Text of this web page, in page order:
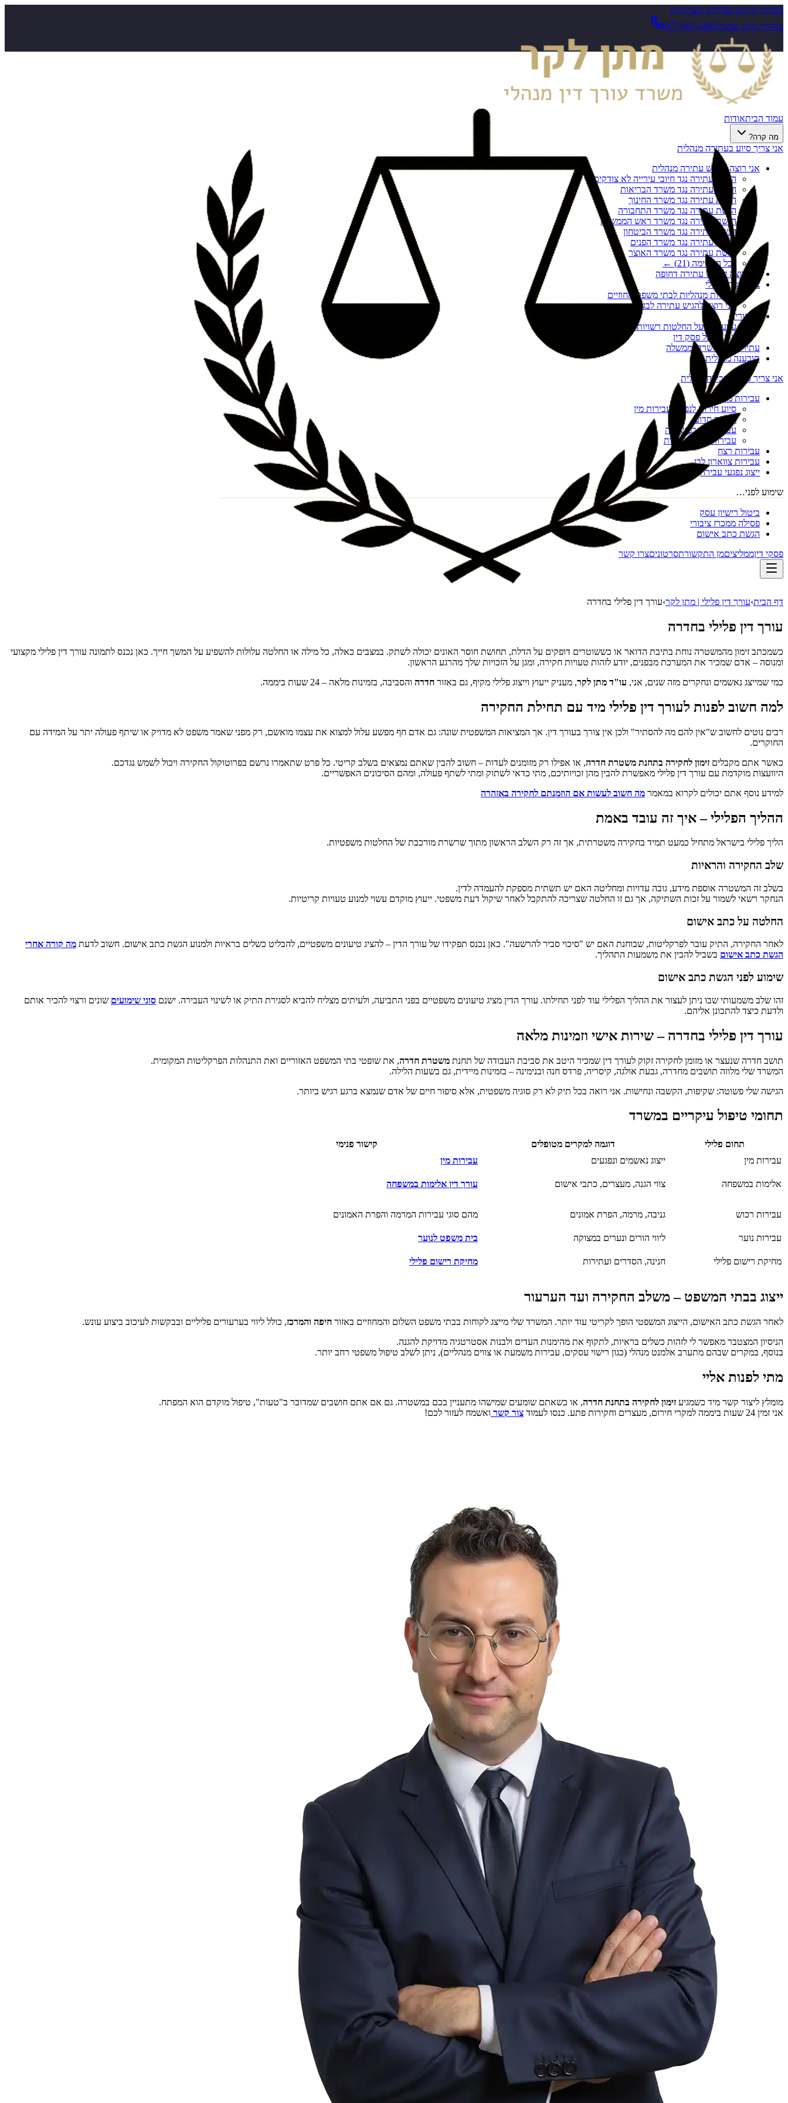
לשיחת חירום בפלילים ובעתירות
בהולות חייגו עכשיו077-997-6892
עמוד הביתאודות
מה קרה?
אני צריך סיוע בעתירה מנהלית
אני רוצה להגיש עתירה מנהלית
הגשת עתירה נגד חיובי עירייה לא צודקים
הגשת עתירה נגד משרד הבריאות
הגשת עתירה נגד משרד החינוך
הגשת עתירה נגד משרד התחבורה
הגשת עתירה נגד משרד ראש הממשלה
הגשת עתירה נגד משרד הביטחון
הגשת עתירה נגד משרד הפנים
הגשת עתירה נגד משרד האוצר
לכל הרשימה (21
) ←
אני רוצה להגיש עתירה דחופה
צו הריסה מנהלי
עתירות מנהליות לבתי משפט מחוזיים
אני רוצה להגיש עתירה לבג"ץ
ערעורים
ערעורים על החלטות רשויות מקומיות
ערעור על פסק דין
עתירות נגד משרדי ממשלה
תובענה מנהלית
אני צריך סיוע בעבירה פלילית
עבירות מין
סיוע חירום לנפגעי עבירות מין
מעשה סדום
עבירות מין במשפחה
עבירות מין דיגיטליות
עבירות רצח
עבירות צווארון לבן
ייצוג נפגעי עבירה
שימוע לפני…
ביטול רישיון עסק
פסילה ממכרז ציבורי
הגשת כתב אישום
פסקי דיןממליציםמן התקשורתסרטוניםצרו קשר
דף הבית›עורך דין פלילי | מתן לקר›עורך דין פלילי בחדרה
עורך דין פלילי בחדרה
כשמכתב זימון מהמשטרה נוחת בתיבת הדואר או כששוטרים דופקים על הדלת, תחושת חוסר האונים יכולה לשתק. במצבים כאלה, כל מילה או החלטה עלולות להשפיע על המשך חייך. כאן נכנס לתמונה עורך דין פלילי מקצועי
ומנוסה – אדם שמכיר את המערכת מבפנים, יודע לזהות טעויות חקירה, ומגן על הזכויות שלך מהרגע הראשון.
כמי שמייצג נאשמים ונחקרים מזה שנים, אני, עו"ד מתן לקר, מעניק ייעוץ וייצוג פלילי מקיף, גם באזור חדרה והסביבה, בזמינות מלאה – 24 שעות ביממה.
למה חשוב לפנות לעורך דין פלילי מיד עם תחילת החקירה
רבים נוטים לחשוב ש"אין להם מה להסתיר" ולכן אין צורך בעורך דין. אך המציאות המשפטית שונה: גם אדם חף מפשע עלול למצוא את עצמו מואשם, רק מפני שאמר משפט לא מדויק או שיתף פעולה יתר על המידה עם
החוקרים.
כאשר אתם מקבלים זימון לחקירה בתחנת משטרת חדרה, או אפילו רק מזומנים לעדות – חשוב להבין שאתם נמצאים בשלב קריטי. כל פרט שתאמרו נרשם בפרוטוקול החקירה ויכול לשמש נגדכם.
היוועצות מוקדמת עם עורך דין פלילי מאפשרת להבין מהן זכויותיכם, מתי כדאי לשתוק ומתי לשתף פעולה, ומהם הסיכונים האפשריים.
למידע נוסף אתם יכולים לקרוא במאמר מה חשוב לעשות אם הוזמנתם לחקירה באזהרה
ההליך הפלילי – איך זה עובד באמת
הליך פלילי בישראל מתחיל כמעט תמיד בחקירה משטרתית, אך זה רק השלב הראשון מתוך שרשרת מורכבת של החלטות משפטיות.
שלב החקירה והראיות
בשלב זה המשטרה אוספת מידע, גובה עדויות ומחליטה האם יש תשתית מספקת להעמדה לדין.
הנחקר רשאי לשמור על זכות השתיקה, אך גם זו החלטה שצריכה להתקבל לאחר שיקול דעת משפטי. ייעוץ מוקדם עשוי למנוע טעויות קריטיות.
החלטה על כתב אישום
לאחר החקירה, התיק עובר לפרקליטות, שבוחנת האם יש "סיכוי סביר להרשעה". כאן נכנס תפקידו של עורך הדין – להציג טיעונים משפטיים, להבליט כשלים בראיות ולמנוע הגשת כתב אישום. חשוב לדעת מה קורה אחרי
הגשת כתב אישום בשביל להבין את משמעות התהליך.
שימוע לפני הגשת כתב אישום
זהו שלב משמעותי שבו ניתן לעצור את ההליך הפלילי עוד לפני תחילתו. עורך הדין מציג טיעונים משפטיים בפני התביעה, ולעיתים מצליח להביא לסגירת התיק או לשינוי העבירה. ישנם סוגי שימועים שונים ורצוי להכיר אותם
ולדעת כיצד להתכונן אליהם.
עורך דין פלילי בחדרה – שירות אישי וזמינות מלאה
תושב חדרה שנעצר או מזומן לחקירה זקוק לעורך דין שמכיר היטב את סביבת העבודה של תחנת משטרת חדרה, את שופטי בתי המשפט האזוריים ואת התנהלות הפרקליטות המקומית.
המשרד שלי מלווה תושבים מחדרה, גבעת אולגה, קיסריה, פרדס חנה ובנימינה – בזמינות מיידית, גם בשעות הלילה.
הגישה שלי פשוטה: שקיפות, הקשבה ונחישות. אני רואה בכל תיק לא רק סוגיה משפטית, אלא סיפור חיים של אדם שנמצא ברגע רגיש ביותר.
תחומי טיפול עיקריים במשרד
תחום פלילי דוגמה למקרים מטופלים
קישור פנימי
עבירות מין
ייצוג נאשמים ונפגעים עבירות מין
אלימות במשפחה צווי הגנה, מעצרים, כתבי אישום עורך דין אלימות במשפחה
עבירות רכוש גניבה, מרמה, הפרת אמונים מהם סוגי עבירות המרמה והפרת האמונים
עבירות נוער ליווי הורים ונערים במצוקה בית משפט לנוער
מחיקת רישום פלילי חנינה, הסדרים ועתירות מחיקת רישום פלילי
ייצוג בבתי המשפט – משלב החקירה ועד הערעור
לאחר הגשת כתב האישום, הייצוג המשפטי הופך לקריטי עוד יותר. המשרד שלי מייצג לקוחות בבתי משפט השלום והמחוזיים באזור חיפה והמרכז, כולל ליווי בערעורים פליליים ובבקשות לעיכוב ביצוע עונש.
הניסיון המצטבר מאפשר לי לזהות כשלים בראיות, לתקוף את מהימנות העדים ולבנות אסטרטגיה מדויקת להגנה.
בנוסף, במקרים שבהם מתערב אלמנט מנהלי (כגון רישוי עסקים, עבירות משמעת או צווים מנהליים), ניתן לשלב טיפול משפטי רחב יותר.
מתי לפנות אליי
מומלץ ליצור קשר מיד כשמגיע זימון לחקירה בתחנת חדרה, או כשאתם שומעים שמישהו מתעניין בכם במשטרה. גם אם אתם חושבים שמדובר ב"טעות", טיפול מוקדם הוא המפתח.
אני זמין 24 שעות ביממה למקרי חירום, מעצרים וחקירות פתע. כנסו לעמוד
צור קשר ואשמח לעזור לכם!